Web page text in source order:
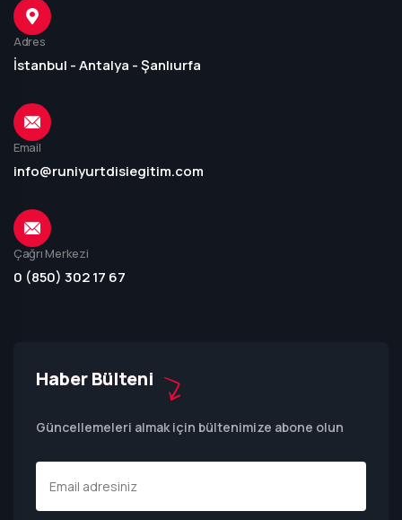
Adres
İstanbul - Antalya - Şanlıurfa
Email
info@runiyurtdisiegitim.com
Çağrı Merkezi
0 (850) 302 17 67
Haber Bülteni
Güncellemeleri almak için bültenimize abone olun